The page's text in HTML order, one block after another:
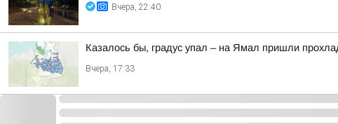
Вчера, 22:40
Казалось бы, градус упал – на Ямал пришли
Вчера, 17:33